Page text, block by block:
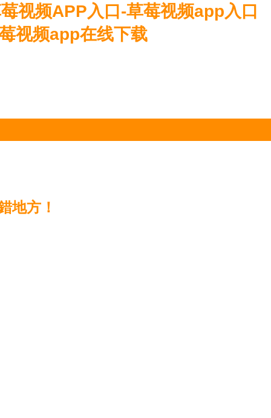
视频APP入口-草莓视频app入口
视频app在线下载
地方！